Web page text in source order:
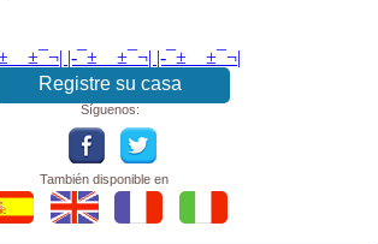
|-¯±­__­±¯¬| |-¯±­__­±¯¬|
Registre su casa
Síguenos:
También disponible en